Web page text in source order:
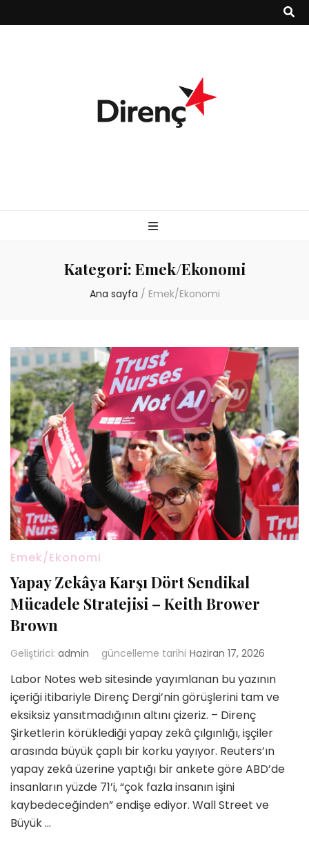
Kategori: Emek/Ekonomi
Ana sayfa / Emek/Ekonomi
Emek/Ekonomi
Yapay Zekâya Karşı Dört Sendikal
Mücadele Stratejisi – Keith Brower
Brown
Geliştirici: admin güncelleme tarihi Haziran 17, 2026
Labor Notes web sitesinde yayımlanan bu yazının
içeriği itibariyle Direnç Dergi’nin görüşlerini tam ve
eksiksiz yansıtmadığının altını çizeriz. – Direnç
Şirketlerin körüklediği yapay zekâ çılgınlığı, işçiler
arasında büyük çaplı bir korku yayıyor. Reuters’ın
yapay zekâ üzerine yaptığı bir ankete göre ABD’de
insanların yüzde 71’i, “çok fazla insanın işini
kaybedeceğinden” endişe ediyor. Wall Street ve
Büyük …